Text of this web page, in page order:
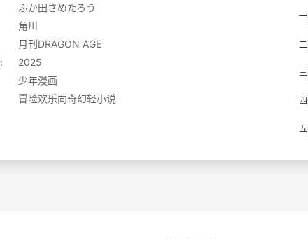
ふか田さめたろう
角川
月刊DRAGON AGE
2025
少年漫画
冒险欢乐向奇幻轻小说